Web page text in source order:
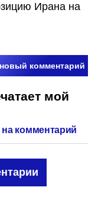
Ирана на
новый комментарий
мой
на комментарий